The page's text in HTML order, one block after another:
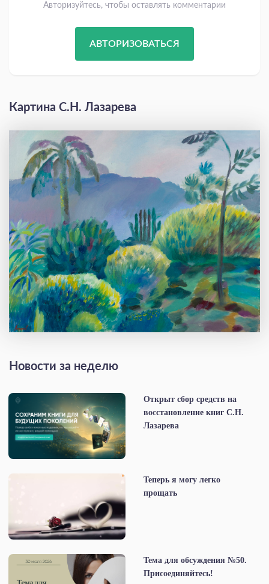
Авторизуйтесь, чтобы оставлять комментарии
АВТОРИЗОВАТЬСЯ
Картина С.Н. Лазарева
Новости за неделю
Открыт сбор средств на
восстановление книг С.Н.
Лазарева
Теперь я могу легко
прощать
Тема для обсуждения №50.
Присоединяйтесь!